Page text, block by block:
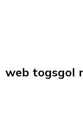
web togsgol